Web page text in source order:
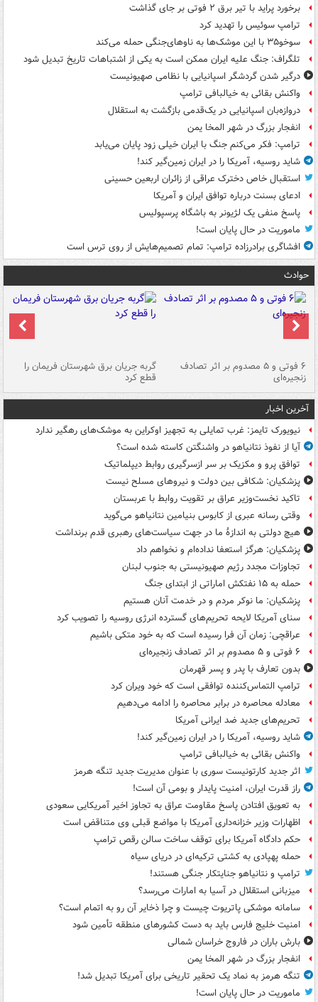
برخورد پراید با تیر برق ۲ فوتی بر جای گذاشت
ترامپ سوئیس را تهدید کرد
سوخو۳۵ با این موشک‌ها به ناوهای‌جنگی حمله می‌کند
تلگراف: جنگ علیه ایران ممکن است به یکی از اشتباهات تاریخ تبدیل شود
درگیر شدن گردشگر اسپانیایی با نظامی صهیونیست
واکنش بقائی به خیالبافی ترامپ
دروازه‌بان اسپانیایی در یک‌قدمی بازگشت به استقلال
انفجار بزرگ در شهر المخا یمن
ترامپ: فکر می‌کنم جنگ با ایران خیلی زود پایان می‌یابد
شاید روسیه، آمریکا را در ایران زمین‌گیر کند!
استقبال خاص دخترک عراقی از زائران اربعین حسینی
ادعای بسنت درباره توافق ایران و آمریکا
پاسخ منفی یک لژیونر به باشگاه پرسپولیس
ماموریت در حال پایان است!
افشاگری برادرزاده ترامپ: تمام تصمیم‌هایش از روی ترس است
حوادث
۶ فوتی و ۵ مصدوم بر اثر تصادف
زنجیره‌ای
گربه جریان برق شهرستان فریمان را
قطع کرد
آخرین اخبار
نیویورک تایمز: غرب تمایلی به تجهیز اوکراین به موشک‌های رهگیر ندارد
آیا از نفوذ نتانیاهو در واشنگتن کاسته شده است؟
توافق پرو و مکزیک بر سر ازسرگیری روابط دیپلماتیک
پزشکیان: شکافی بین دولت و نیروهای مسلح نیست
تاکید نخست‌وزیر عراق بر تقویت روابط با عربستان
وقتی رسانه عبری از کابوس بنیامین نتانیاهو می‌گوید
هیچ دولتی به اندازۀ ما در جهت سیاست‌های رهبری قدم برنداشت
پزشکیان: هرگز استعفا نداده‌ام و نخواهم داد
تجاوزات مجدد رژیم صهیونیستی به جنوب لبنان
حمله به ۱۵ نفتکش‌ اماراتی از ابتدای جنگ
پزشکیان: ما نوکر مردم و در خدمت آنان هستیم
سنای آمریکا لایحه تحریم‌های گسترده انرژی روسیه را تصویب کرد
عراقچی: زمان آن فرا رسیده است که به خود متکی باشیم
۶ فوتی و ۵ مصدوم بر اثر تصادف زنجیره‌ای
بدون تعارف با پدر و پسر قهرمان
ترامپ التماس‌کننده توافقی است که خود ویران کرد
معادله محاصره در برابر محاصره را ادامه می‌دهیم
تحریم‌های جدید ضد ایرانی آمریکا
شاید روسیه، آمریکا را در ایران زمین‌گیر کند!
واکنش بقائی به خیالبافی ترامپ
اثر جدید کارتونیست سوری با عنوان مدیریت جدید تنگه هرمز
راز قدرت ایران، امنیت پایدار و بومی آن است!
به تعویق افتادن پاسخ مقاومت عراق به تجاوز اخیر آمریکایی سعودی
اظهارات وزیر خزانه‌داری آمریکا با مواضع قبلی وی متناقض است
حکم دادگاه آمریکا برای توقف ساخت سالن رقص ترامپ
حمله پهپادی به کشتی ترکیه‌ای در دریای سیاه
ترامپ و نتانیاهو جنایتکار جنگی هستند!
میزبانی استقلال در آسیا به امارات می‌رسد؟
سامانه موشکی پاتریوت چیست و چرا ذخایر آن رو به اتمام است؟
امنیت خلیج فارس باید به دست کشورهای منطقه تأمین شود
بارش باران در فاروج خراسان شمالی
انفجار بزرگ در شهر المخا یمن
تنگه هرمز به نماد یک تحقیر تاریخی برای آمریکا تبدیل شد!
ماموریت در حال پایان است!